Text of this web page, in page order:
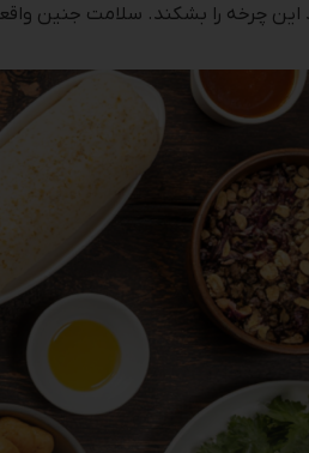
این چرخه را بشکند. سلامت جنین